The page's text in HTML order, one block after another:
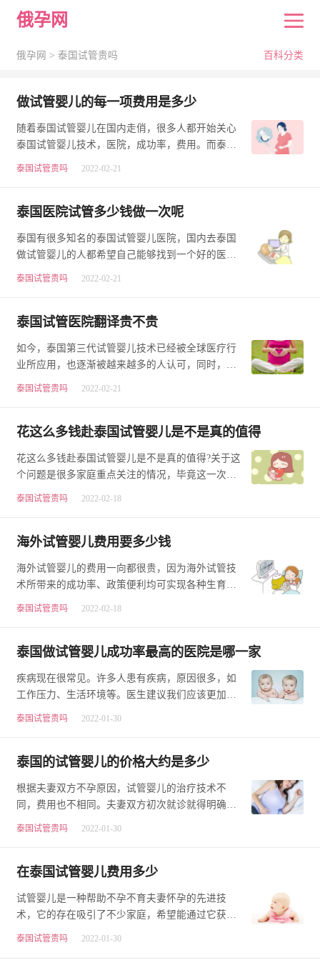
俄孕网
俄孕网 > 泰国试管贵吗 百科分类
做试管婴儿的每一项费用是多少
随着泰国试管婴儿在国内走俏，很多人都开始关心
泰国试管婴儿技术，医院，成功率，费用。而泰国
医院做试管婴儿的家庭中80%都来自中国。那么做
泰国试管贵吗 2022-02-21
泰国医院试管多少钱做一次呢
泰国有很多知名的泰国试管婴儿医院，国内去泰国
做试管婴儿的人都希望自己能够找到一个好的医院
动手术，这样也有更多的安全感，做手术也不用担
泰国试管贵吗 2022-02-21
泰国试管医院翻译贵不贵
如今，泰国第三代试管婴儿技术已经被全球医疗行
业所应用，也逐渐被越来越多的人认可，同时，泰
国试管婴儿技术水平也位于世界前列，仅次于美
泰国试管贵吗 2022-02-21
花这么多钱赴泰国试管婴儿是不是真的值得
花这么多钱赴泰国试管婴儿是不是真的值得?关于这
个问题是很多家庭重点关注的情况，毕竟这一次试
管费用并不是一笔小数目，一次就需要18w左右，不
泰国试管贵吗 2022-02-18
海外试管婴儿费用要多少钱
海外试管婴儿的费用一向都很贵，因为海外试管技
术所带来的成功率、政策便利均可实现各种生育需
求。那么海外试管婴儿费用要多少钱?现如今，海外
泰国试管贵吗 2022-02-18
泰国做试管婴儿成功率最高的医院是哪一家
疾病现在很常见。许多人患有疾病，原因很多，如
工作压力、生活环境等。医生建议我们应该更加注
意我们的身体状况。一旦确实有疾病，我们应该及
泰国试管贵吗 2022-01-30
泰国的试管婴儿的价格大约是多少
根据夫妻双方不孕原因，试管婴儿的治疗技术不
同，费用也不相同。夫妻双方初次就诊就得明确是
否适合做试管婴儿的适应症，这就需要夫妻双方去
泰国试管贵吗 2022-01-30
在泰国试管婴儿费用多少
试管婴儿是一种帮助不孕不育夫妻怀孕的先进技
术，它的存在吸引了不少家庭，希望能通过它获得
好孕。但对于一些家庭来说，试管婴儿的费用却也
泰国试管贵吗 2022-01-30